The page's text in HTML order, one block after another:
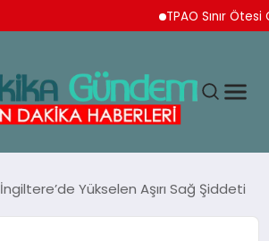
TPAO Sınır Ötesi
İngiltere’de Yükselen Aşırı Sağ Şiddeti